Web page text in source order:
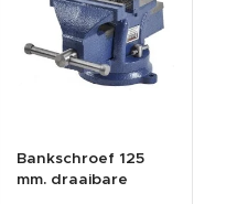
Bankschroef 125
mm. draaibare